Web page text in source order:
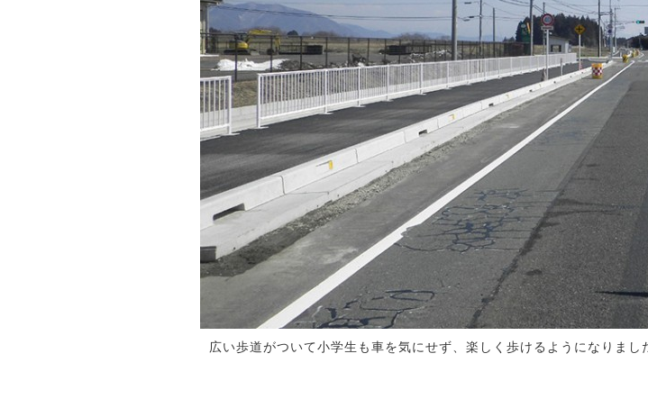
広い歩道がついて小学生も車を気にせず、楽しく歩けるようになりまし